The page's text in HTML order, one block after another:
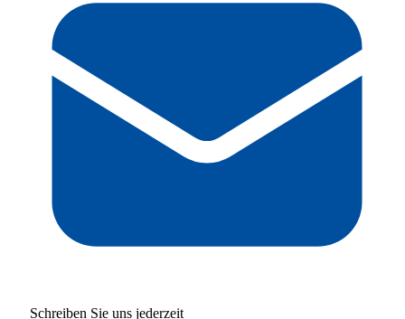
Schreiben Sie uns jederzeit